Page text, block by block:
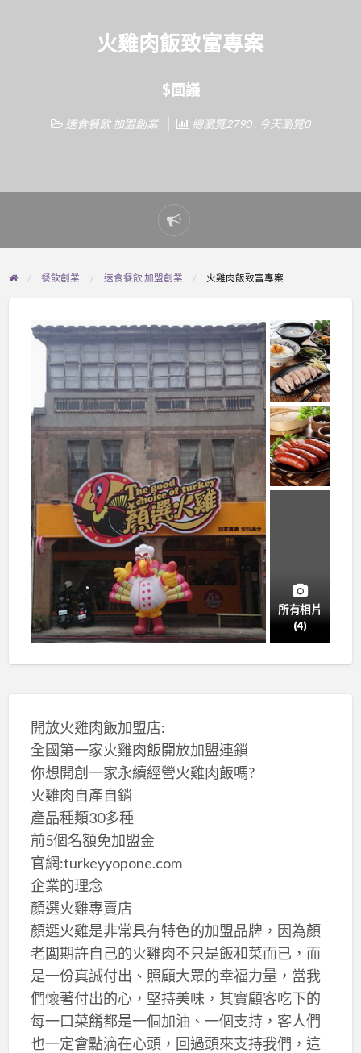
火雞肉飯致富專案
$面議
速食餐飲 加盟創業 總瀏覽2790 , 今天瀏覽0
Report
problem
餐飲創業 速食餐飲 加盟創業 火雞肉飯致富專案
所有相片
(4)
開放火雞肉飯加盟店:
全國第一家火雞肉飯開放加盟連鎖
你想開創一家永續經營火雞肉飯嗎?
火雞肉自產自銷
產品種類30多種
前5個名額免加盟金
官網:turkeyyopone.com
企業的理念
顏選火雞專賣店
顏選火雞是非常具有特色的加盟品牌，因為顏
老闆期許自己的火雞肉不只是飯和菜而已，而
是一份真誠付出、照顧大眾的幸福力量，當我
們懷著付出的心，堅持美味，其實顧客吃下的
每一口菜餚都是一個加油、一個支持，客人們
也一定會點滴在心頭，回過頭來支持我們，這